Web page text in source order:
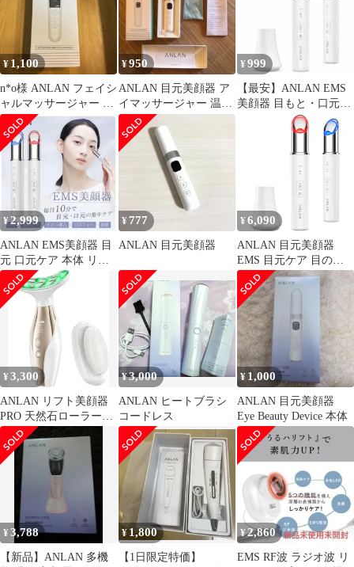
エステ 軽量 男性 女性
ホワイトpms 3bf3e51b
¥ 1,100
n*o様 ANLAN フェイシ
ャルマッサージャー 新
品
¥950
ANLAN 目元美顔器 ア
イマッサージャー 温熱
ケア 箱・説明書付
¥ 999
【最安】ANLAN EMS
美顔器 目もと・口元ケ
ア まぶた 瞼 マッサー
¥2,999
ANLAN EMS美顔器 目
元 口元ケア 本体 リフ
トアップ 小顔・鼻周り
ケア
¥ 777
ANLAN 目元美顔器
¥ 6,090
ANLAN 目元美顔器
EMS 目元ケア 目のく
ま リフトケア 温熱 振
動 イオン導入 多機能
充電式 2色LED おうち
エステ 軽量 男性 女性
ホワイトe
¥ 3,300
ANLAN リフト美顔器
PRO 天然石ローラー付
温熱 振動 LED EMS
¥3,000
ANLAN ヒートブラシ
コードレス
¥ 1,000
ANLAN 目元美顔器
Eye Beauty Device 本体
¥3,788
【新品】ANLAN 多機
¥ 1,800
【1日限定特価】
¥2,860
EMS RF波 ラジオ波 リ